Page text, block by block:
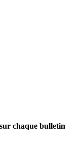
chaque bulletin